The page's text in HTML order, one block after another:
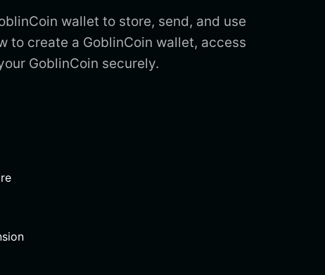
wallet to store, send, and use
to create a GoblinCoin wallet, access
GoblinCoin securely.